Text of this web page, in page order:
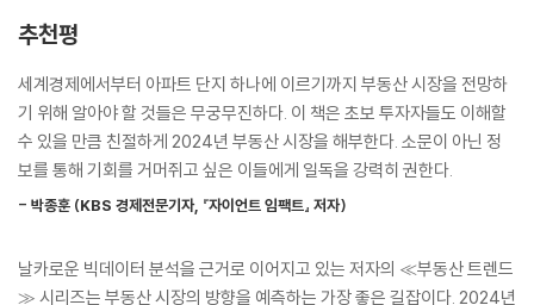
도로 부족한 경우, 2025년 이후 전세가격이 상승 압력을 받을 수 있으며
폭락의 2022년 상황과 정반대가 될 가능성이 매우 크다.
---「Part2. 「빅데이터로 분석한 서울&전국 아파트」」중에서
2023년 1분기, 예상과 달리 일부 서울 아파트 단지에서 가격이 반등하는
경우가 나타난 것은 국고채 10년물 금리가 4.6%에서 3.3%대로 빠르게
했던 2021년 후반부터 2022년 10월까지는 부동산 수익률이 상승하면서
부동산 가격이 하락했다. 하지만 2022년 10월부터 예상과 달리 국고채 10
미 늦다. 김경민 교수는 독자들이 판단의 타이밍을 놓치지 않길 바라며 “위
기는 누군가에게는 기회가 된다” 단언한다.
주택부터 상권, 트렌드까지 한 권으로 읽는 부동산 시장
다. Part1은 전년 부동산 시장을 리뷰하며 아파트 단지별 가격 예측치를 실
까지 좁혀가며 아파트 가격 흐름의 변화를 추적한다. Part3는 2024년 부
추천평
세계경제에서부터 아파트 단지 하나에 이르기까지 부동산 시장을 전망하
기 위해 알아야 할 것들은 무궁무진하다. 이 책은 초보 투자자들도 이해할
수 있을 만큼 친절하게 2024년 부동산 시장을 해부한다. 소문이 아닌 정
보를 통해 기회를 거머쥐고 싶은 이들에게 일독을 강력히 권한다.
- 박종훈 (KBS 경제전문기자, 『자이언트 임팩트』 저자)
날카로운 빅데이터 분석을 근거로 이어지고 있는 저자의 ≪부동산 트렌드
≫ 시리즈는 부동산 시장의 방향을 예측하는 가장 좋은 길잡이다. 2024년